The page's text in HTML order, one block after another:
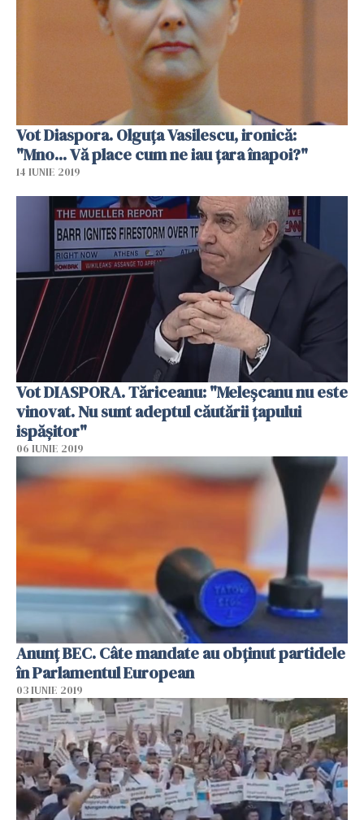
Vot Diaspora. Olguţa Vasilescu, ironică:
"Mno... Vă place cum ne iau ţara înapoi?"
14 IUNIE 2019
Vot DIASPORA. Tăriceanu: "Meleşcanu nu este
vinovat. Nu sunt adeptul căutării ţapului
ispăşitor"
06 IUNIE 2019
Anunţ BEC. Câte mandate au obţinut partidele
în Parlamentul European
03 IUNIE 2019